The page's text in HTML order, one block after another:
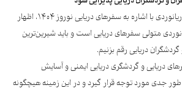
سرپرست سازمان بنادر و دریانوردی با اشاره به سفرهای دریایی نوروز ۱۴۰۴، اظهار
متولی سفرهای دریایی است و باید شیرین‌ترین
دریایی رقم بزنیم.
دریایی و گردشگری دریایی ایمنی و آسایش
طور جدی مورد توجه قرار گیرد و در این زمینه هیچگونه